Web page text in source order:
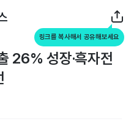
링크를 복사해서 공유해보세요
26% 성장·흑자전